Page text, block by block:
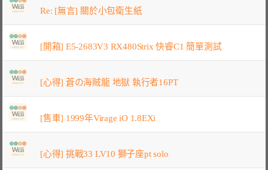
Re: [無言] 關於小包衛生紙
[開箱] E5-2683V3 RX480Strix 快睿C1 簡單測試
[心得] 蒼の海賊龍 地獄 執行者16PT
[售車] 1999年Virage iO 1.8EXi
[心得] 挑戰33 LV10 獅子座pt solo